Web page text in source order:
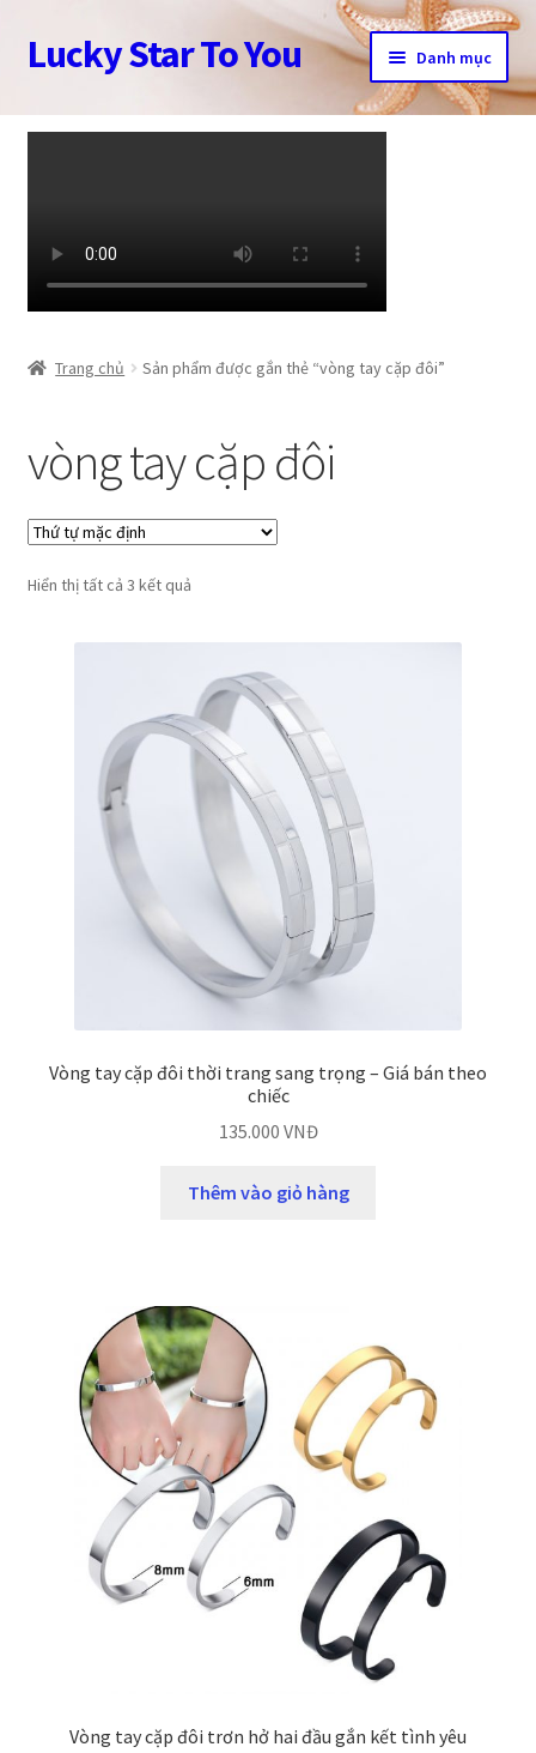
Đi
đến
hướng
Chuyển
đến
dung
Lucky Star To You Danh mục
Trang chủ
Cửa hàng
Tài khoản
Trang chủ Sản phẩm được gắn thẻ “vòng tay cặp đôi”
vòng tay cặp đôi
Hiển thị tất cả 3 kết quả
Vòng tay cặp đôi thời trang sang trọng – Giá bán theo
chiếc
135.000 VNĐ
Thêm vào giỏ hàng
Vòng tay cặp đôi trơn hở hai đầu gắn kết tình yêu